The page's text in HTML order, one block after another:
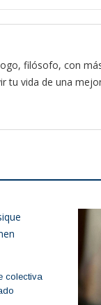
filósofo, con
tu vida de una
colectiva